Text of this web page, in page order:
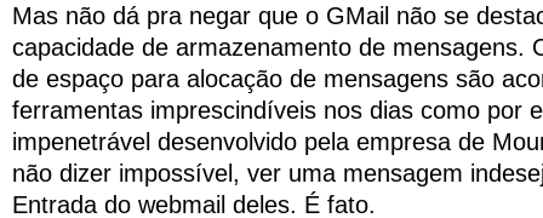
Mas não dá pra negar que o GMail não se
capacidade de armazenamento de mensagens.
de espaço para alocação de mensagens são
ferramentas imprescindíveis nos dias como por
impenetrável desenvolvido pela empresa de
não dizer impossível, ver uma mensagem
Entrada do webmail deles. É fato.